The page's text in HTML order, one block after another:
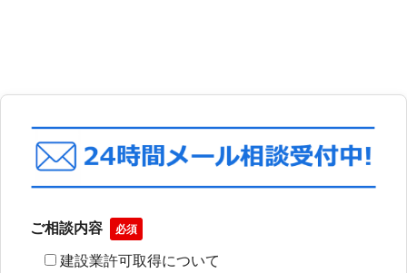
ご相談内容 必須
建設業許可取得について